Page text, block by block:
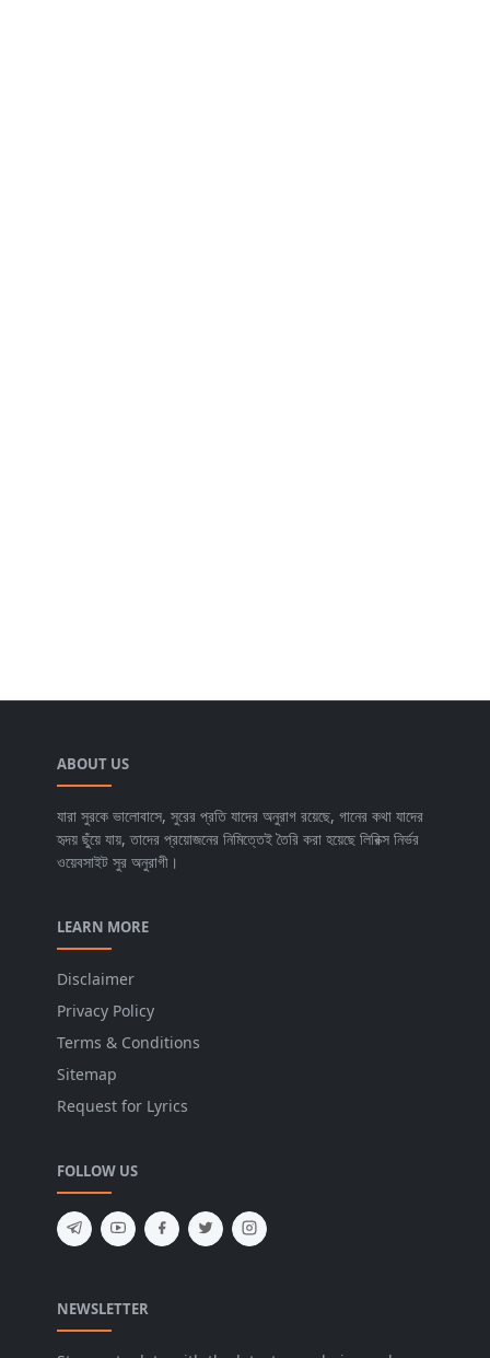
ABOUT US
যারা সুরকে ভালোবাসে, সুরের প্রতি যাদের অনুরাগ রয়েছে, গানের কথা যাদের
হৃদয় ছুঁয়ে যায়, তাদের প্রয়োজনের নিমিত্তেই তৈরি করা হয়েছে লিরিক্স নির্ভর
ওয়েবসাইট সুর অনুরাগী।
LEARN MORE
Disclaimer
Privacy Policy
Terms & Conditions
Sitemap
Request for Lyrics
FOLLOW US
NEWSLETTER